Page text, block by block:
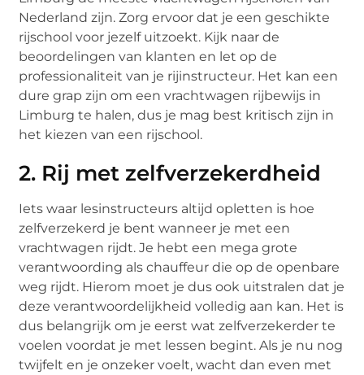
Nederland zijn. Zorg ervoor dat je een geschikte
rijschool voor jezelf uitzoekt. Kijk naar de
beoordelingen van klanten en let op de
professionaliteit van je rijinstructeur. Het kan een
dure grap zijn om een vrachtwagen rijbewijs in
Limburg te halen, dus je mag best kritisch zijn in
het kiezen van een rijschool.
2. Rij met zelfverzekerdheid
Iets waar lesinstructeurs altijd opletten is hoe
zelfverzekerd je bent wanneer je met een
vrachtwagen rijdt. Je hebt een mega grote
verantwoording als chauffeur die op de openbare
weg rijdt. Hierom moet je dus ook uitstralen dat je
deze verantwoordelijkheid volledig aan kan. Het is
dus belangrijk om je eerst wat zelfverzekerder te
voelen voordat je met lessen begint. Als je nu nog
twijfelt en je onzeker voelt, wacht dan even met